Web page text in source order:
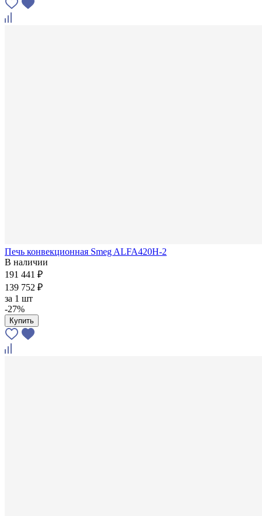
Печь конвекционная Smeg ALFA420H-2
В наличии
191 441 ₽
139 752 ₽
за 1 шт
-27%
Купить